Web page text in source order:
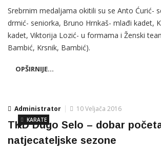
Srebrnim medaljama okitili su se Anto Ćurić-
drmić- seniorka, Bruno Hrnkaš- mlađi kadet,
kadet, Viktorija Lozić- u formama i Ženski
Bambić, Krsnik, Bambić).
OPŠIRNIJE...
Administrator
KARATE
10 Veljača 2016
TKD Dugo Selo – dobar
natjecateljske sezone